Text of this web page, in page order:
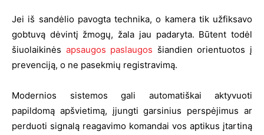
Jei iš sandėlio pavogta technika, o kamera tik užfiksavo
gobtuvą dėvintį žmogų, žala jau padaryta. Būtent todėl
šiuolaikinės apsaugos paslaugos šiandien orientuotos į
prevenciją, o ne pasekmių registravimą.
Modernios sistemos gali automatiškai aktyvuoti
papildomą apšvietimą, įjungti garsinius perspėjimus ar
perduoti signalą reagavimo komandai vos aptikus įtartiną